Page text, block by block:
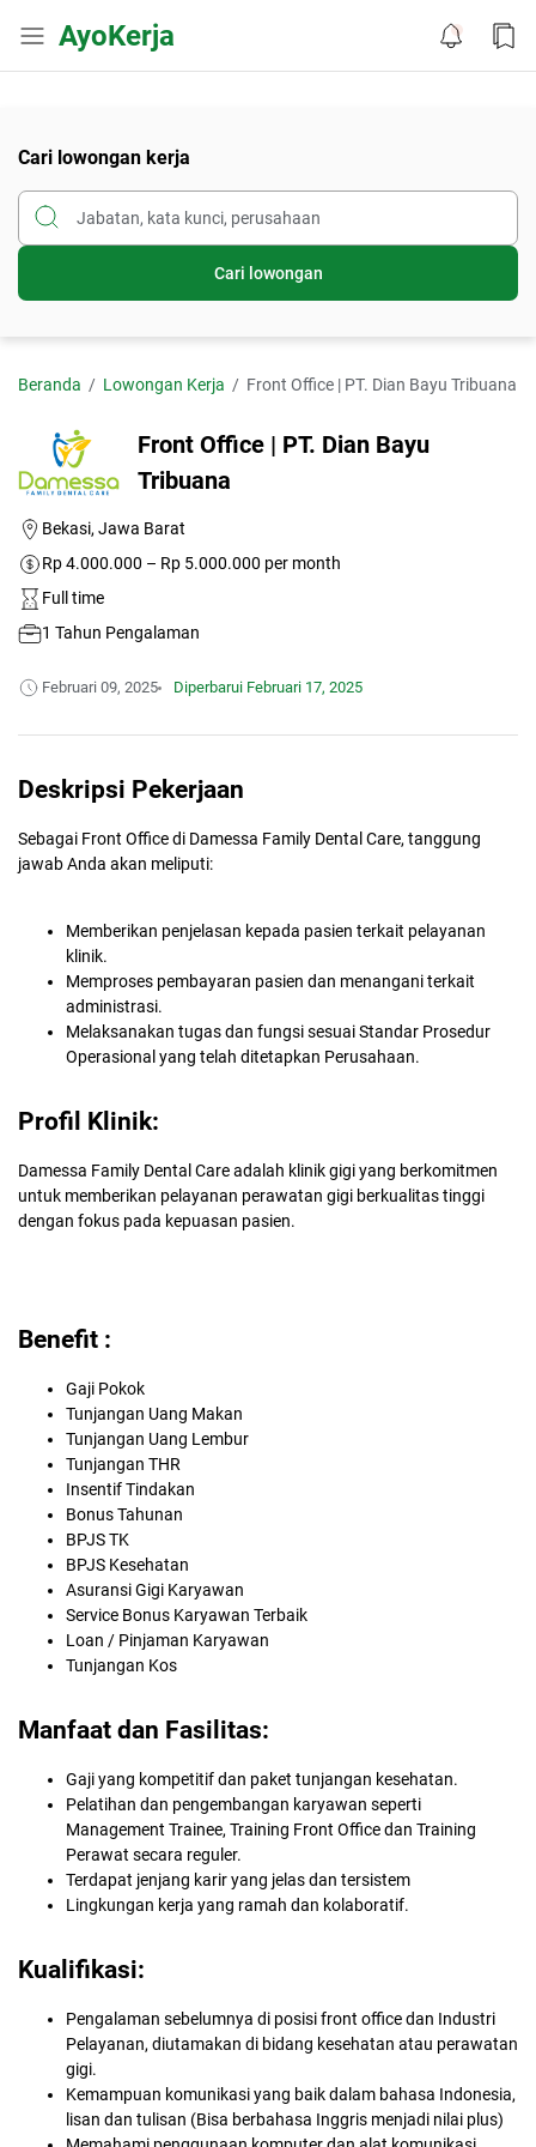
AyoKerja
Cari lowongan kerja
Cari lowongan
Beranda Lowongan Kerja Front Office | PT. Dian Bayu Tribuana
Front Office | PT. Dian Bayu
Tribuana
Bekasi, Jawa Barat
Rp 4.000.000 – Rp 5.000.000 per month
Full time
1 Tahun Pengalaman
Februari 09, 2025 Diperbarui Februari 17, 2025
Deskripsi Pekerjaan
Sebagai Front Office di Damessa Family Dental Care, tanggung
jawab Anda akan meliputi:
Memberikan penjelasan kepada pasien terkait pelayanan
klinik.
Memproses pembayaran pasien dan menangani terkait
administrasi.
Melaksanakan tugas dan fungsi sesuai Standar Prosedur
Operasional yang telah ditetapkan Perusahaan.
Profil Klinik:
Damessa Family Dental Care adalah klinik gigi yang berkomitmen
untuk memberikan pelayanan perawatan gigi berkualitas tinggi
dengan fokus pada kepuasan pasien.
Benefit :
Gaji Pokok
Tunjangan Uang Makan
Tunjangan Uang Lembur
Tunjangan THR
Insentif Tindakan
Bonus Tahunan
BPJS TK
BPJS Kesehatan
Asuransi Gigi Karyawan
Service Bonus Karyawan Terbaik
Loan / Pinjaman Karyawan
Tunjangan Kos
Manfaat dan Fasilitas:
Gaji yang kompetitif dan paket tunjangan kesehatan.
Pelatihan dan pengembangan karyawan seperti
Management Trainee, Training Front Office dan Training
Perawat secara reguler.
Terdapat jenjang karir yang jelas dan tersistem
Lingkungan kerja yang ramah dan kolaboratif.
Kualifikasi:
Pengalaman sebelumnya di posisi front office dan Industri
Pelayanan, diutamakan di bidang kesehatan atau perawatan
gigi.
Kemampuan komunikasi yang baik dalam bahasa Indonesia,
lisan dan tulisan (Bisa berbahasa Inggris menjadi nilai plus)